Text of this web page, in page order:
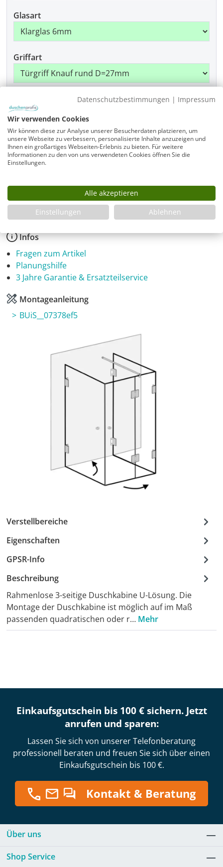
Glasart
Griffart
Montage
Produkt Anzahl: Gib den gewünschten
In den Warenkorb
Infos
Fragen zum Artikel
Planungshilfe
3 Jahre Garantie & Ersatzteilservice
Montageanleitung
BUiS__07378ef5
Verstellbereiche
Eigenschaften
GPSR-Info
Beschreibung
Rahmenlose 3-seitige Duschkabine U-Lösung. Die
Montage der Duschkabine ist möglich auf im Maß
passenden quadratischen oder r… Mehr
Einkaufsgutschein bis 100 € sichern. Jetzt
anrufen und sparen:
Lassen Sie sich von unserer Telefonberatung
professionell beraten und freuen Sie sich über einen
Einkaufsgutschein bis 100 €.
Kontakt & Beratung
Über uns
Shop Service
Datenschutzbestimmungen | Impressum
Wir verwenden Cookies
Wir können diese zur Analyse unserer Besucherdaten platzieren, um
unsere Webseite zu verbessern, personalisierte Inhalte anzuzeigen und
Ihnen ein großartiges Webseiten-Erlebnis zu bieten. Für weitere
Informationen zu den von uns verwendeten Cookies öffnen Sie die
Einstellungen.
Alle akzeptieren
Einstellungen
Ablehnen